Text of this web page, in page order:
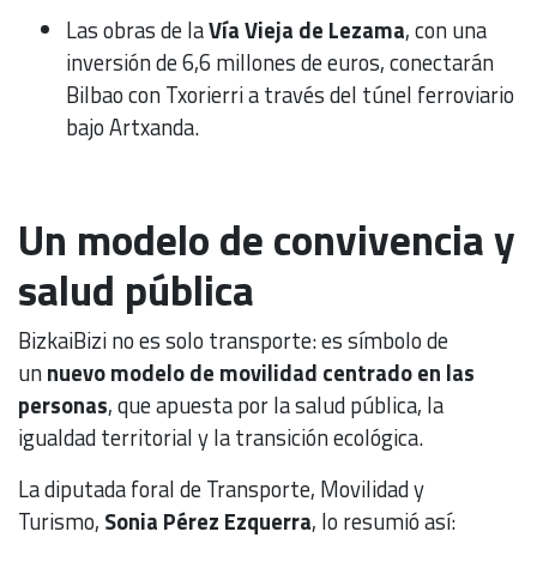
Las obras de laVía Vieja de Lezama, con una
inversión de 6,6 millones de euros, conectarán
Bilbao con Txorierri a través del túnel ferroviario
bajo Artxanda.
Un modelo de convivencia y
salud pública
BizkaiBizi no es solo transporte: es símbolo de
unnuevo modelo de movilidad centrado en las
personas, que apuesta por la salud pública, la
igualdad territorial y la transición ecológica.
La diputada foral de Transporte, Movilidad y
Turismo, Sonia Pérez Ezquerra, lo resumió así: